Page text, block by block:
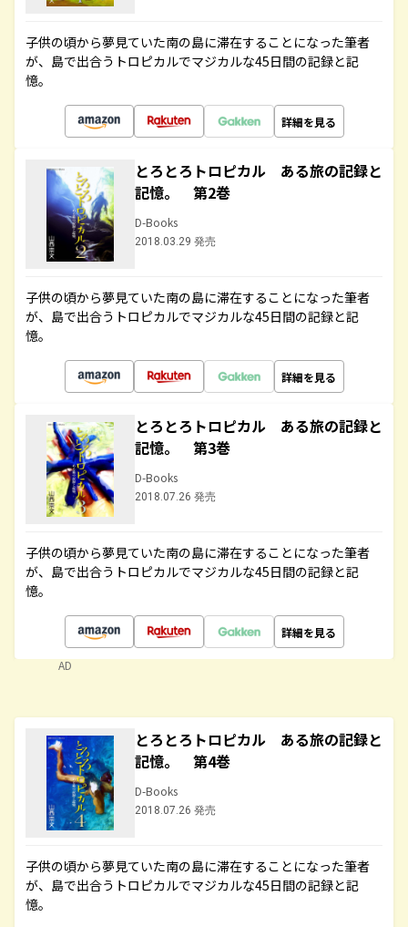
子供の頃から夢見ていた南の島に滞在することになった筆者
が、島で出合うトロピカルでマジカルな45日間の記録と記
憶。
詳細を見る
とろとろトロピカル ある旅の記録と
記憶。 第2巻
D-Books
2018.03.29 発売
子供の頃から夢見ていた南の島に滞在することになった筆者
が、島で出合うトロピカルでマジカルな45日間の記録と記
憶。
詳細を見る
とろとろトロピカル ある旅の記録と
記憶。 第3巻
D-Books
2018.07.26 発売
子供の頃から夢見ていた南の島に滞在することになった筆者
が、島で出合うトロピカルでマジカルな45日間の記録と記
憶。
詳細を見る
AD
とろとろトロピカル ある旅の記録と
記憶。 第4巻
D-Books
2018.07.26 発売
子供の頃から夢見ていた南の島に滞在することになった筆者
が、島で出合うトロピカルでマジカルな45日間の記録と記
憶。